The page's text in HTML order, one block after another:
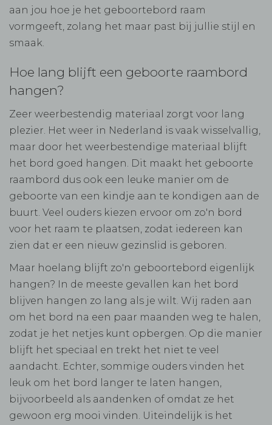
aan jou hoe je het geboortebord raam
vormgeeft, zolang het maar past bij jullie stijl en
smaak.
Hoe lang blijft een geboorte raambord
hangen?
Zeer weerbestendig materiaal zorgt voor lang
plezier. Het weer in Nederland is vaak wisselvallig,
maar door het weerbestendige materiaal blijft
het bord goed hangen. Dit maakt het geboorte
raambord dus ook een leuke manier om de
geboorte van een kindje aan te kondigen aan de
buurt. Veel ouders kiezen ervoor om zo'n bord
voor het raam te plaatsen, zodat iedereen kan
zien dat er een nieuw gezinslid is geboren.
Maar hoelang blijft zo'n geboortebord eigenlijk
hangen? In de meeste gevallen kan het bord
blijven hangen zo lang als je wilt. Wij raden aan
om het bord na een paar maanden weg te halen,
zodat je het netjes kunt opbergen. Op die manier
blijft het speciaal en trekt het niet te veel
aandacht. Echter, sommige ouders vinden het
leuk om het bord langer te laten hangen,
bijvoorbeeld als aandenken of omdat ze het
gewoon erg mooi vinden. Uiteindelijk is het